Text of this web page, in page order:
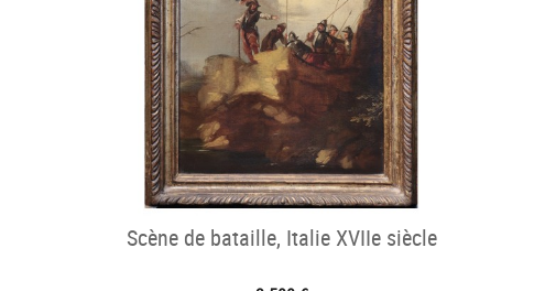
Scène de bataille, Italie XVIIe siècle